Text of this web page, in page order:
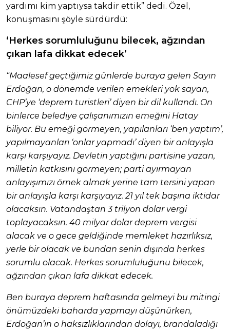
yardımı kim yaptıysa takdir ettik” dedi. Özel,
konuşmasını şöyle sürdürdü:
‘Herkes sorumluluğunu bilecek, ağzından
çıkan lafa dikkat edecek’
“Maalesef geçtiğimiz günlerde buraya gelen Sayın
Erdoğan, o dönemde verilen emekleri yok sayan,
CHP’ye ‘deprem turistleri’ diyen bir dil kullandı. On
binlerce belediye çalışanımızın emeğini Hatay
biliyor. Bu emeği görmeyen, yapılanları ‘ben yaptım’,
yapılmayanları ‘onlar yapmadı’ diyen bir anlayışla
karşı karşıyayız. Devletin yaptığını partisine yazan,
milletin katkısını görmeyen; parti ayırmayan
anlayışımızı örnek almak yerine tam tersini yapan
bir anlayışla karşı karşıyayız. 21 yıl tek başına iktidar
olacaksın. Vatandaştan 3 trilyon dolar vergi
toplayacaksın. 40 milyar dolar deprem vergisi
alacak ve o gece geldiğinde memleket hazırlıksız,
yerle bir olacak ve bundan senin dışında herkes
sorumlu olacak. Herkes sorumluluğunu bilecek,
ağzından çıkan lafa dikkat edecek.
Ben buraya deprem haftasında gelmeyi bu mitingi
önümüzdeki baharda yapmayı düşünürken,
Erdoğan’ın o haksızlıklarından dolayı, brandaladığı